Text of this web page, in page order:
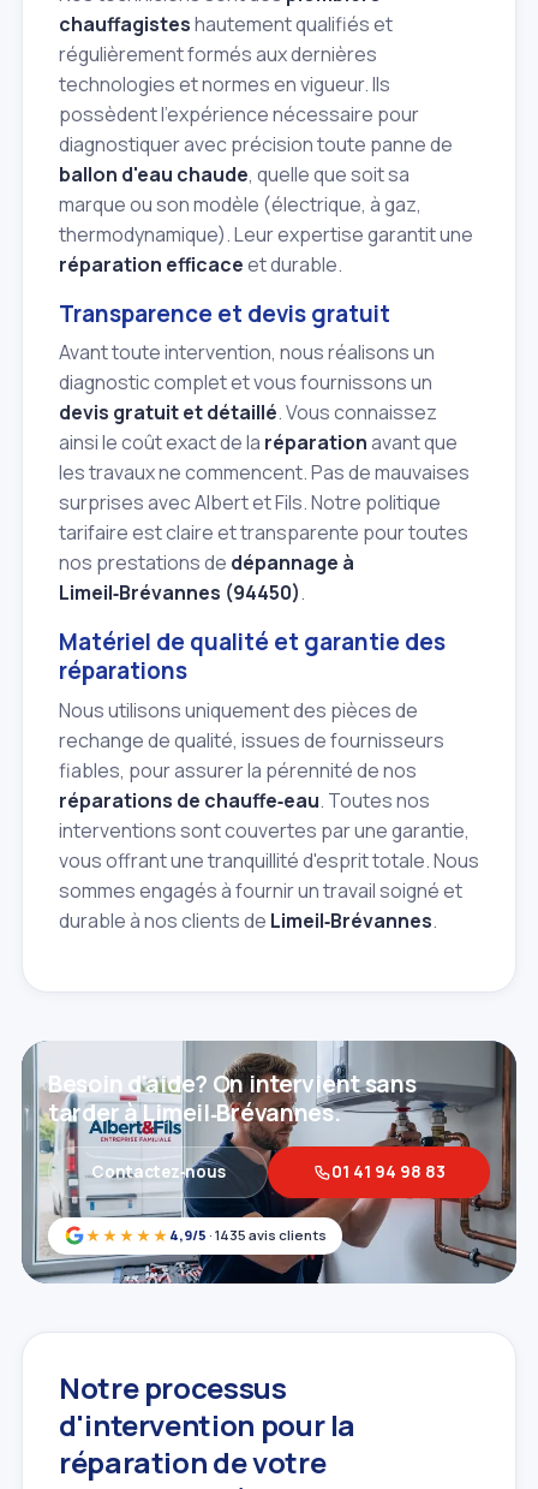
chauffagisteshautement qualifiés et
régulièrement formés aux dernières
technologies et normes en vigueur. Ils
possèdent l'expérience nécessaire pour
diagnostiquer avec précision toute panne de
ballon d'eau chaude, quelle que soit sa
marque ou son modèle (électrique, à gaz,
thermodynamique). Leur expertise garantit une
réparation efficaceet durable.
Transparence et devis gratuit
Avant toute intervention, nous réalisons un
diagnostic complet et vous fournissons un
devis gratuit et détaillé. Vous connaissez
ainsi le coût exact de la réparationavant que
les travaux ne commencent. Pas de mauvaises
surprises avec Albert et Fils. Notre politique
tarifaire est claire et transparente pour toutes
nos prestations de dépannage à
Limeil‑Brévannes (94450).
Matériel de qualité et garantie des
réparations
Nous utilisons uniquement des pièces de
rechange de qualité, issues de fournisseurs
fiables, pour assurer la pérennité de nos
réparations de chauffe‑eau. Toutes nos
interventions sont couvertes par une garantie,
vous offrant une tranquillité d'esprit totale. Nous
sommes engagés à fournir un travail soigné et
durable à nos clients de Limeil‑Brévannes.
★★★★★ 4,9/5 · 1435 avis clients
Besoin d'aide? On intervient sans
tarder à Limeil‑Brévannes.
Contactez‑nous 01 41 94 98 83
Notre processus
d'intervention pour la
réparation de votre